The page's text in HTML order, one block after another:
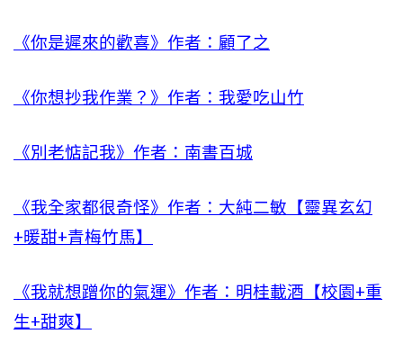
《你是遲來的歡喜》作者：顧了之
《你想抄我作業？》作者：我愛吃山竹
《別老惦記我》作者：南書百城
《我全家都很奇怪》作者：大純二敏【靈異玄幻
+暖甜+青梅竹馬】
《我就想蹭你的氣運》作者：明桂載酒【校園+重
生+甜爽】